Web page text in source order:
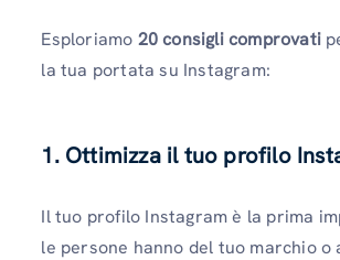
Esploriamo 20 consigli comprovati
la tua portata su Instagram:
1. Ottimizza il tuo profilo
Il tuo profilo Instagram è la prima
le persone hanno del tuo marchio o